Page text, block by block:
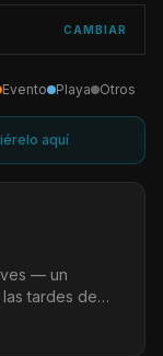
CAMBIAR
Evento Playa Otros
aquí
— un
tardes de
de encuentro